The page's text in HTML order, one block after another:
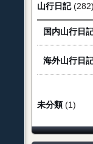
山行日記(282)
国内山行日
海外山行日
未分類(1)